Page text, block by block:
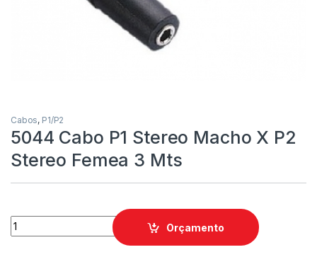
Cabos, P1/P2
5044 Cabo P1 Stereo Macho X P2
Stereo Femea 3 Mts
Orçamento